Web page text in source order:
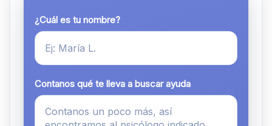
¿Cuál es tu nombre?
Contanos qué te lleva a buscar ayuda